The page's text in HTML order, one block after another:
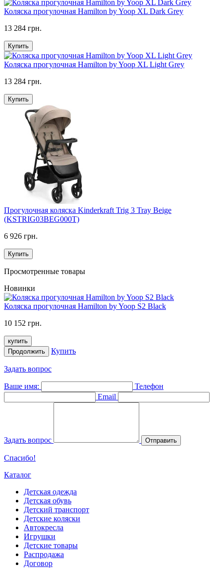
Коляска прогулочная Hamilton by Yoop XL Dark Grey
13 284 грн.
Купить
Коляска прогулочная Hamilton by Yoop XL Light Grey
13 284 грн.
Купить
Прогулочная коляска Kinderkraft Trig 3 Tray Beige
(KSTRIG03BEG000T)
6 926 грн.
Купить
Просмотренные товары
Новинки
Коляска прогулочная Hamilton by Yoop S2 Black
10 152 грн.
купить
Продолжить
Купить
Задать вопрос
Ваше имя:
Телефон
Email
Задать вопрос Отправить
Спасибо!
Каталог
Детская одежда
Детская обувь
Детский транспорт
Детские коляски
Автокресла
Игрушки
Детские товары
Распродажа
Договор